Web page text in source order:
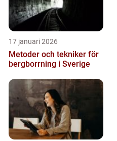
17 januari 2026
Metoder och tekniker för
bergborrning i Sverige